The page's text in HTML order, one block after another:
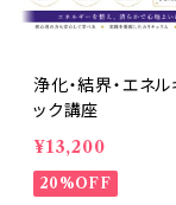
浄化・結界・エネ
ック講座
¥13,200
20%OFF